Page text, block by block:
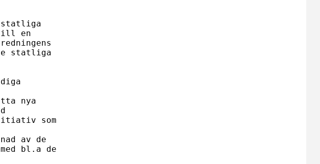
statliga
till en
statliga
nya
som
av de
bl.a de